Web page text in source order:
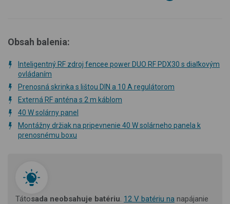
Obsah balenia:
Inteligentný RF zdroj fencee power DUO RF PDX30 s diaľkovým
ovládaním
Prenosná skrinka s lištou DIN a 10 A regulátorom
Externá RF anténa s 2 m káblom
40 W solárny panel
Montážny držiak na pripevnenie 40 W solárneho panela k
prenosnému boxu
Tátosada neobsahuje batériu. 12 V batériu na napájanie